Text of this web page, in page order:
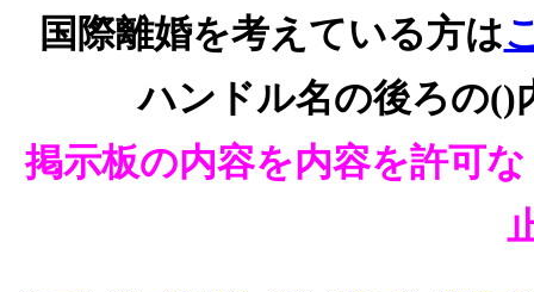
国際離婚を考えている方は
ハンドル名の後ろの()
掲示板の内容を内容を許可